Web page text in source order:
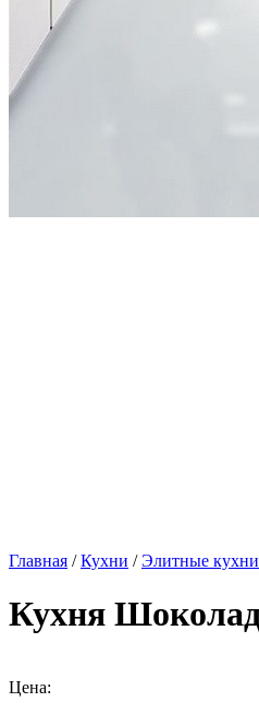
Главная /Кухни /Элитные кухни
Кухня
Цена: